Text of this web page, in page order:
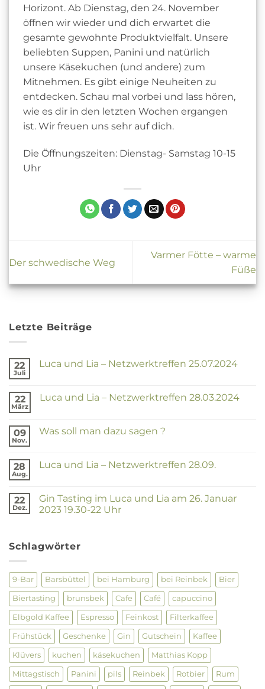
Horizont. Ab Dienstag, den 24. November
öffnen wir wieder und dich erwartet die
gesamte gewohnte Produktvielfalt. Unsere
beliebten Suppen, Panini und natürlich
unsere Käsekuchen (und andere) zum
Mitnehmen. Es gibt einige Neuheiten zu
entdecken. Schau mal vorbei und lass hören,
wie es dir in den letzten Wochen ergangen
ist. Wir freuen uns sehr auf dich.
Die Öffnungszeiten: Dienstag- Samstag 10-15
Uhr
Der schwedische Weg
Varmer Fötte – warme
Füße
Letzte Beiträge
22
Juli
Luca und Lia – Netzwerktreffen 25.07.2024
Luca
Netzwerktreffen
25.07.2024
22
März
Luca und Lia – Netzwerktreffen 28.03.2024
Luca
Netzwerktreffen
28.03.2024
09
Nov.
Was soll man dazu sagen ?
Was
sagen
?
28
Aug.
Luca und Lia – Netzwerktreffen 28.09.
Luca
und
Lia
22
Dez.
Gin Tasting im Luca und Lia am 26. Januar
2023 19.30-22 Uhr
Gin
Tasting
und
Lia
am
26.
Januar
2023
19.30-
22
Uhr
Schlagwörter
9-Bar Barsbüttel bei Hamburg bei Reinbek Bier
Biertasting brunsbek Cafe Café capuccino
Elbgold Kaffee Espresso Feinkost Filterkaffee
Frühstück Geschenke Gin Gutschein Kaffee
Klüvers kuchen käsekuchen Matthias Kopp
Mittagstisch Panini pils Reinbek Rotbier Rum